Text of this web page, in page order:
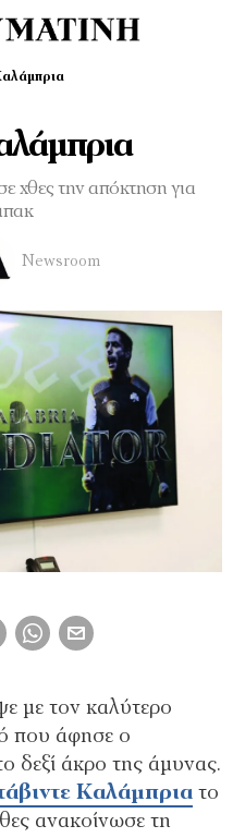
χθες την απόκτηση για
Newsroom
με τον καλύτερο
που άφησε ο
δεξί άκρο της άμυνας.
Καλάμπρια το
ανακοίνωσε τη